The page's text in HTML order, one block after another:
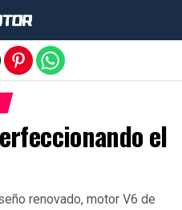
el
renovado, motor V6 de
móvil